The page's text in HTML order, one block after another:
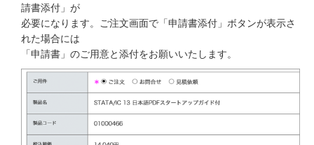
請書添付」が
必要になります。ご注文画面で「申請書添付」ボタンが表示さ
れた場合には
「申請書」のご用意と添付をお願いいたします。